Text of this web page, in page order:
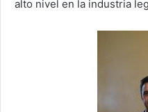
alto nivel en la industria